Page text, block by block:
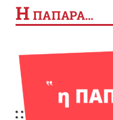
Η ΠΑΠΑΡΑ…